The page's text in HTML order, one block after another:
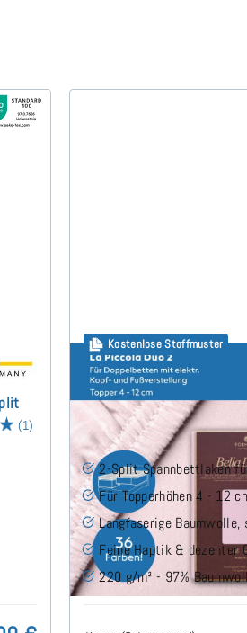
(1)
Kostenlose Stoffmuster
Bella Donna La
Topper
2-Split Spannbettlaken
Für Topperhöhen 4 - 12
Langfaserige Baumwolle,
Feine Haptik & dezenter
220 g/m² - 97%